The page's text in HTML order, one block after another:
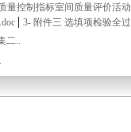
量控制指标室间质量评价活
| 3- 附件三 选填项检验全
二..